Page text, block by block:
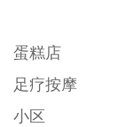
蛋糕店
足疗按摩
小区